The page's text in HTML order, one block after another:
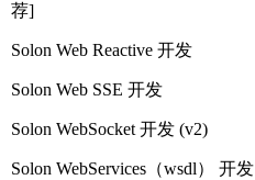
荐]
Solon Web Reactive 开发
Solon Web SSE 开发
Solon WebSocket 开发 (v2)
Solon WebServices（wsdl） 开发